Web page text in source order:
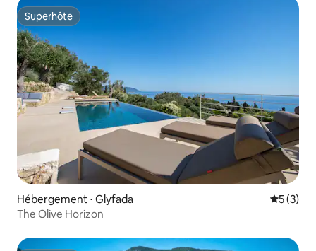
Superhôte
Superhôte
Hébergement ⋅ Glyfada
5 (3)
The Olive Horizon